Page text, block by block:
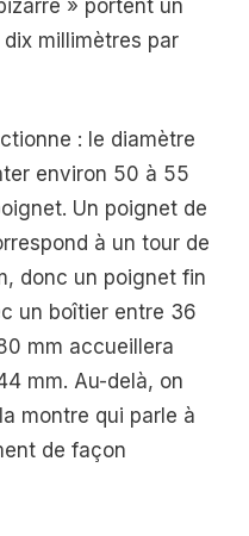
» portent un
millimètres par
: le diamètre
environ 50 à 55
Un poignet de
à un tour de
donc un poignet fin
un boîtier entre 36
mm accueillera
mm. Au-delà, on
montre qui parle à
de façon